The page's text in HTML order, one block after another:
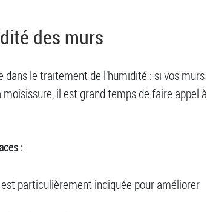
des murs
le traitement de l’humidité : si vos murs
il est grand temps de faire appel à
:
particulièrement indiquée pour améliorer